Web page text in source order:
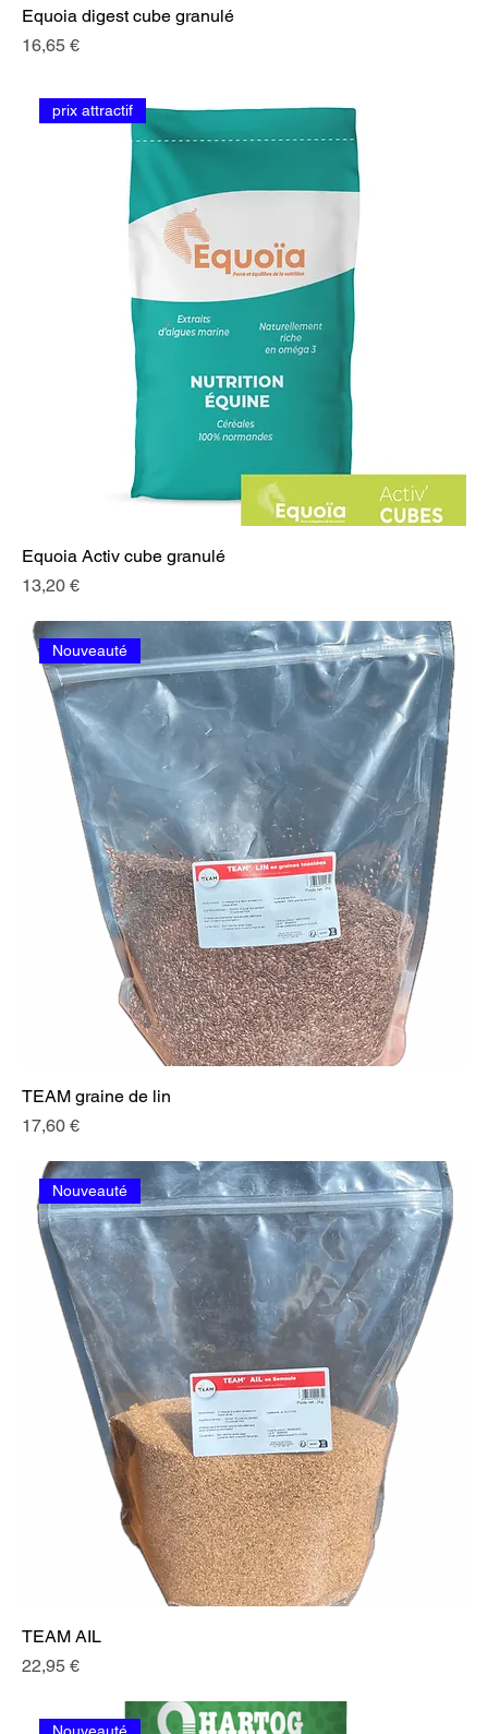
Equoia digest cube granulé
Prix
16,65 €
prix attractif
Equoia Activ cube granulé
Prix
13,20 €
Nouveauté
TEAM graine de lin
Prix
17,60 €
Nouveauté
TEAM AIL
Prix
22,95 €